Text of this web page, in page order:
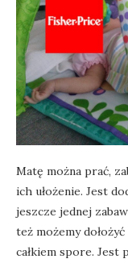
Matę można prać,
ich ułożenie. Jest
jeszcze jednej
też możemy
całkiem spore. Jest